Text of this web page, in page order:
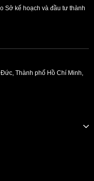
Sở kế hoạch và đầu tư thành
Thành phố Hồ Chí Minh,